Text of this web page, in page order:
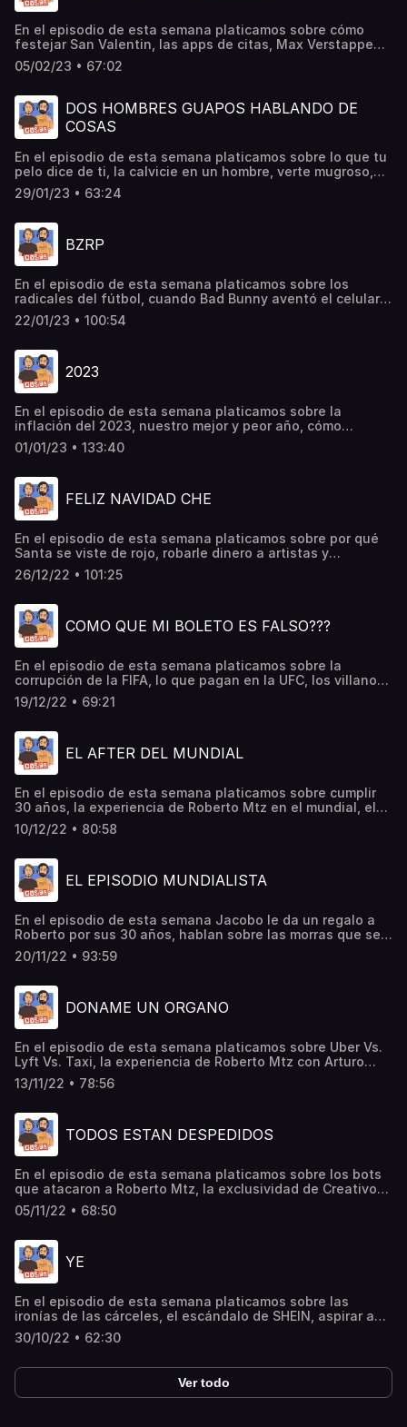
En el episodio de esta semana platicamos sobre cómo
festejar San Valentin, las apps de citas, Max Verstappen,
los premios Esland, Mr Beast, el amor, Uber, el super bol,
Rihanna y muchas cosas más…
05/02/23 • 67:02
DOS HOMBRES GUAPOS HABLANDO DE
COSAS
En el episodio de esta semana platicamos sobre lo que tu
pelo dice de ti, la calvicie en un hombre, verte mugroso,
tener Apple Watch, que tu novia gane mas que tu, chat
gbt, Roberto Mtz para presidente de México y muchas
29/01/23 • 63:24
BZRP
En el episodio de esta semana platicamos sobre los
radicales del fútbol, cuando Bad Bunny aventó el celular
de una fan, lo que hacen algunos equipos de futbol, las
marcas que quisiéramos que nos patrocinaran, el caso de
de BZRP con Shakira, el creativo con Babo y muchas cosas
más…
22/01/23 • 100:54
2023
En el episodio de esta semana platicamos sobre la
inflación del 2023, nuestro mejor y peor año, cómo
Estados Unidos esta en problemas, lo mejor de nuestro
2022, los juguetes que siempre quisimos, Bardo y Pinocho,
el resto de tu vida, los nepo babies, las personas que
quisiéramos conocer, nuestros aprendizajes de este año y
muchas cosas más…
01/01/23 • 133:40
FELIZ NAVIDAD CHE
En el episodio de esta semana platicamos sobre por qué
Santa se viste de rojo, robarle dinero a artistas y
deportistas, lo que hacemos el 24, 25, 26 de Diciembre,
las teorías conspiraciones de la Fifa, cuando salt cae
integrante de Los Caligaris, Messi o Cristiano, el detrás de
la flor de noche buena, Marcelo Ebrard y muchas cosas
más…
26/12/22 • 101:25
COMO QUE MI BOLETO ES FALSO???
En el episodio de esta semana platicamos sobre la
corrupción de la FIFA, lo que pagan en la UFC, los villanos
de mundial, lo que pagan en el futbol mexicano, el rumor
del ingrediente secreto de Coca Cola, las apariciones de
monopolio de Ticketmaster y muchas cosas más…
19/12/22 • 69:21
EL AFTER DEL MUNDIAL
En el episodio de esta semana platicamos sobre cumplir
30 años, la experiencia de Roberto Mtz en el mundial, el
control mediático en China, lo bueno y lo malo del mundial
de Qatar, la selección mexicana, los problemas de Qatar,
ganará el mundial, y muchas cosas más...
10/12/22 • 80:58
EL EPISODIO MUNDIALISTA
En el episodio de esta semana Jacobo le da un regalo a
Roberto por sus 30 años, hablan sobre las morras que se
van de blanco a las bodas, dan sus predicciones del
mundial, del arbitraje más polémico, lo que paso con la
final, el logo de la selección mexicana y muchas cosas
más..
20/11/22 • 93:59
DONAME UN ORGANO
En el episodio de esta semana platicamos sobre Uber Vs.
Lyft Vs. Taxi, la experiencia de Roberto Mtz con Arturo
Zaldivar, el drama de Selena Gómez y Francia Rasia, lo que
distingue a Bad Bunny, la rodilla que se rompió Logan
pasando con el INE, el dinero que esta perdiendo Elon
Musk y muchas cosas más…
13/11/22 • 78:56
TODOS ESTAN DESPEDIDOS
En el episodio de esta semana platicamos sobre los bots
que atacaron a Roberto Mtz, la exclusividad de Creativo
con Amazon Music, subirte a un Tesla, perder un trabajo
por un tweet, la cancelación en Twitter, el chiste que
de redes sociales, Elon Musk en Monterrey, estafar
enamorando a mujeres y a hombres y muchas cosas más…
05/11/22 • 68:50
YE
En el episodio de esta semana platicamos sobre las
ironías de las cárceles, el escándalo de SHEIN, aspirar a
tener marcas de lujo, las teorías de conspiración de Kanye
West, por qué cancelaron When We Were Young, la
30/10/22 • 62:30
Ver todo